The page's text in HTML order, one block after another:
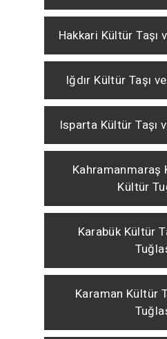
Hakkari Kültür Taşı
Iğdır Kültür Taşı
Isparta Kültür Taşı
Kahramanmaraş
Kültür
Karabük Kültür
Karaman Kültür